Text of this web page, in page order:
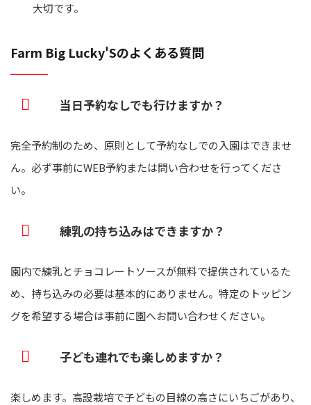
大切です。
Farm Big Lucky'Sのよくある質問
当日予約なしでも行けますか？
完全予約制のため、原則として予約なしでの入園はできませ
ん。必ず事前にWEB予約または問い合わせを行ってくださ
い。
練乳の持ち込みはできますか？
園内で練乳とチョコレートソースが無料で提供されているた
め、持ち込みの必要は基本的にありません。特定のトッピン
グを希望する場合は事前に園へお問い合わせください。
子ども連れでも楽しめますか？
楽しめます。高設栽培で子どもの目線の高さにいちごがあり、